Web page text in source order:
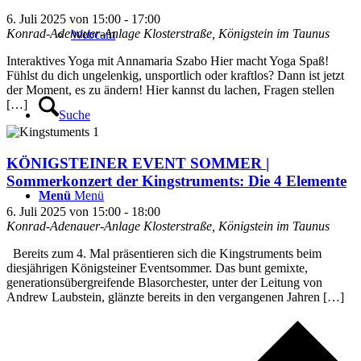
Webcam
Suche
Menü Menü
6. Juli 2025 von 15:00 - 17:00
Konrad-Adenauer-Anlage Klosterstraße, Königstein im Taunus
Interaktives Yoga mit Annamaria Szabo Hier macht Yoga Spaß!
Fühlst du dich ungelenkig, unsportlich oder kraftlos? Dann ist jetzt
der Moment, es zu ändern! Hier kannst du lachen, Fragen stellen
[…]
KÖNIGSTEINER EVENT SOMMER |
Sommerkonzert der Kingstruments: Die 4 Elemente
6. Juli 2025 von 15:00 - 18:00
Konrad-Adenauer-Anlage Klosterstraße, Königstein im Taunus
Bereits zum 4. Mal präsentieren sich die Kingstruments beim
diesjährigen Königsteiner Eventsommer. Das bunt gemixte,
generationsübergreifende Blasorchester, unter der Leitung von
Andrew Laubstein, glänzte bereits in den vergangenen Jahren […]